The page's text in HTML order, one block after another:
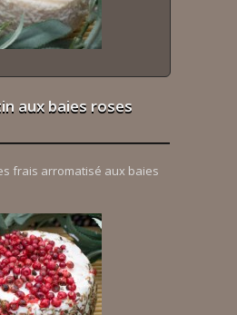
aux baies roses
frais arromatisé aux baies